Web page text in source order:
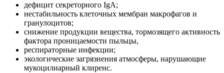
дефицит секреторного IgA;
нестабильность клеточных мембран макрофагов и
гранулоцитов;
снижение продукции вещества, тормозящего активность
фактора проницаемости пыльцы,
респираторные инфекции;
экологические загрязнения атмосферы, нарушающие
мукоцилиарный клиренс.